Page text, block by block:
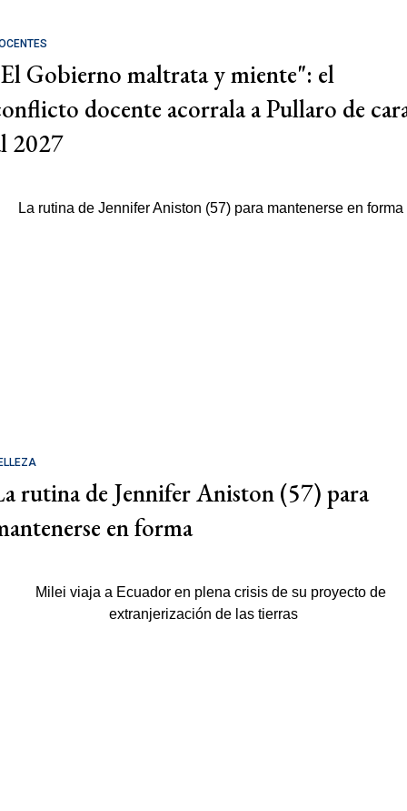
Gobierno maltrata y miente": el
docente acorrala a Pullaro de
2027
rutina de Jennifer Aniston (57) para
en forma